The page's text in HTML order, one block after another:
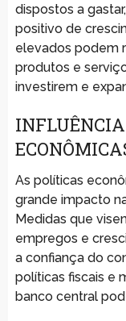
dispostos a
positivo de
elevados podem
produtos e
investirem e
As políticas
grande impacto
Medidas que
empregos e
a confiança do
políticas fiscais e
banco central